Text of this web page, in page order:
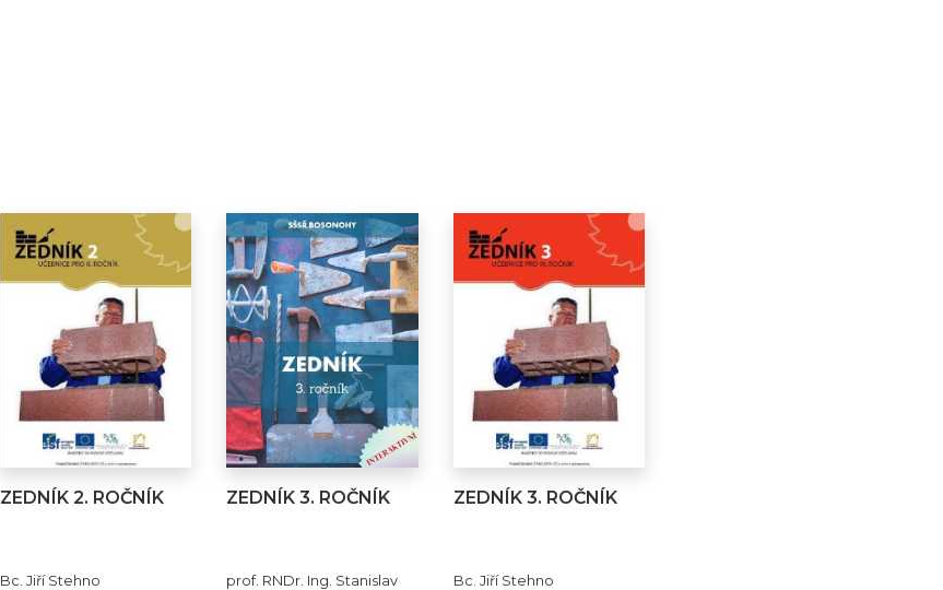
ZEDNÍK 2. ROČNÍK
Bc. Jiří Stehno
ZEDNÍK 3. ROČNÍK
prof. RNDr. Ing. Stanislav
ZEDNÍK 3. ROČNÍK
Bc. Jiří Stehno